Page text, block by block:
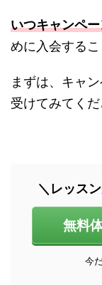
いつキャンペ
めに入会するこ
まずは、キャ
受けてみてくだ
＼レッス
無料
今